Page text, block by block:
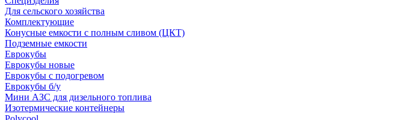
Для сельского хозяйства
Комплектующие
Конусные емкости с полным сливом (ЦКТ)
Подземные емкости
Еврокубы
Еврокубы новые
Еврокубы с подогревом
Еврокубы б/у
Мини АЗС для дизельного топлива
Изотермические контейнеры